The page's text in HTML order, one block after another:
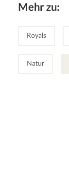
Mehr zu:
Royals
Natur